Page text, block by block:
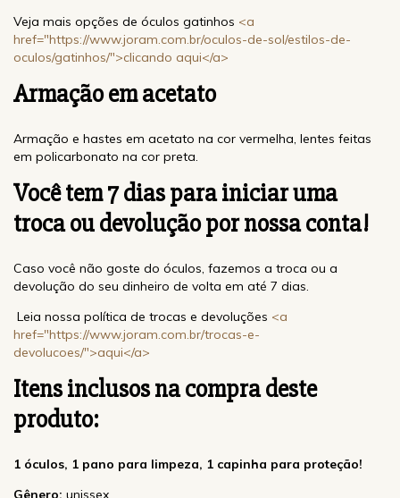
Veja mais opções de óculos gatinhos <a
href="https://www.joram.com.br/oculos-de-sol/estilos-de-
oculos/gatinhos/">clicando aqui</a>
Armação em acetato
Armação e hastes em acetato na cor vermelha, lentes feitas
em policarbonato na cor preta.
Você tem 7 dias para iniciar uma
troca ou devolução por nossa conta!
Caso você não goste do óculos, fazemos a troca ou a
devolução do seu dinheiro de volta em até 7 dias.
Leia nossa política de trocas e devoluções <a
href="https://www.joram.com.br/trocas-e-
devolucoes/">aqui</a>
Itens inclusos na compra deste
produto:
1 óculos, 1 pano para limpeza, 1 capinha para proteção!
Gênero: unissex